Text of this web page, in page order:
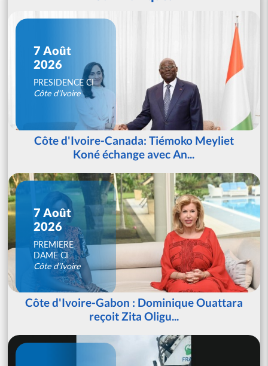
7 Août
2026
PRESIDENCE CI
Côte d'Ivoire
Côte d'Ivoire-Canada: Tiémoko Meyliet
Koné échange avec An...
7 Août
2026
PREMIERE
DAME CI
Côte d'Ivoire
Côte d'Ivoire-Gabon : Dominique Ouattara
reçoit Zita Oligu...